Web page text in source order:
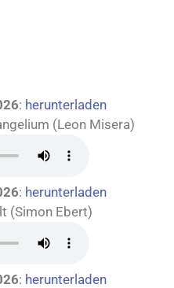
: herunterladen
(Leon Misera)
: herunterladen
(Simon Ebert)
: herunterladen